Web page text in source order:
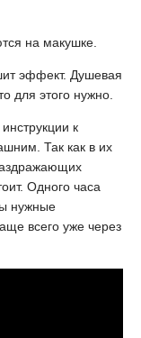
на макушке.
эффект. Душевая
для этого нужно.
к
Так как в их
Одного часа
нужные
всего уже через